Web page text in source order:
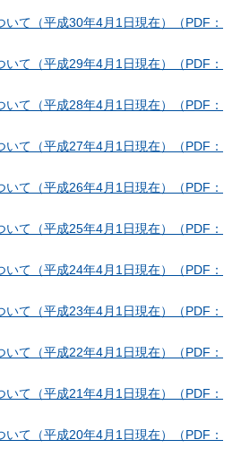
て（平成30年4月1日現在）（PDF：
て（平成29年4月1日現在）（PDF：
て（平成28年4月1日現在）（PDF：
て（平成27年4月1日現在）（PDF：
て（平成26年4月1日現在）（PDF：
て（平成25年4月1日現在）（PDF：
て（平成24年4月1日現在）（PDF：
て（平成23年4月1日現在）（PDF：
て（平成22年4月1日現在）（PDF：
て（平成21年4月1日現在）（PDF：
て（平成20年4月1日現在）（PDF：